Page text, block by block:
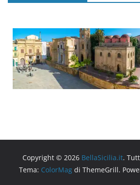
Copyright © 2026 BellaSicilia.it.
Tema: ColorMag di ThemeGrill.